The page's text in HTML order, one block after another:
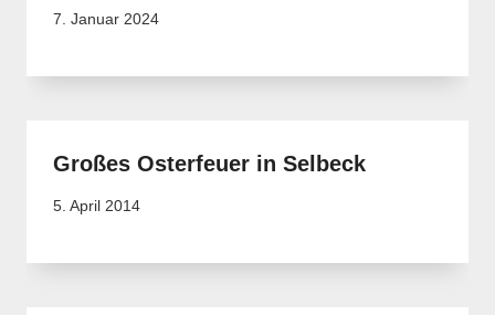
7. Januar 2024
Großes Osterfeuer in Selbeck
5. April 2014